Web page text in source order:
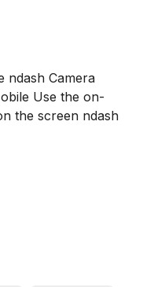
ndash Camera
Use the on-
the screen ndash